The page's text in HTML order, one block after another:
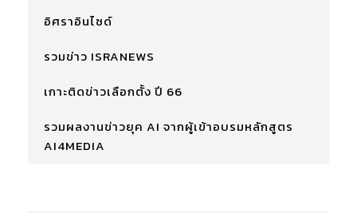
อิศราอินไซด์
รวมข่าว ISRANEWS
เกาะติดข่าวเลือกตั้ง ปี 66
รวมผลงานข่าวยุค AI จากผู้เข้าอบรมหลักสูตร
AI4MEDIA